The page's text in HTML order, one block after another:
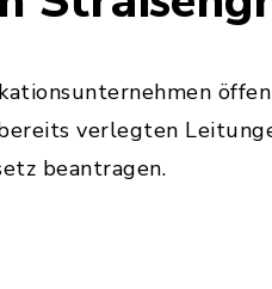
verlegten
beantragen.